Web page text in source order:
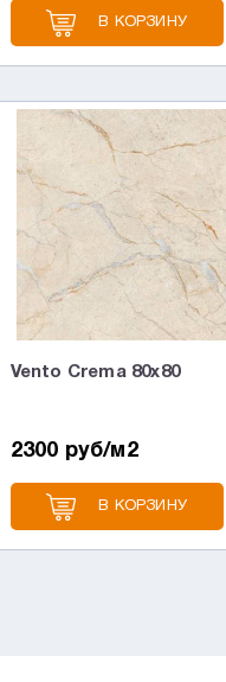
В КОРЗИНУ
Vento Crema 80x80
2300 руб/м2
В КОРЗИНУ